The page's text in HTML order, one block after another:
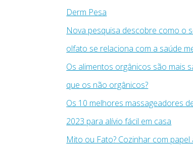
Derm Pesa
Nova pesquisa descobre como o
olfato se relaciona com a saúde
Os alimentos orgânicos são mais
que os não orgânicos?
Os 10 melhores massageadores
2023 para alívio fácil em casa
Mito ou Fato? Cozinhar com papel